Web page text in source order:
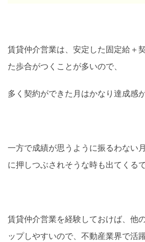
賃貸仲介営業は、安定した固定給＋
た歩合がつくことが多いので、
多く契約ができた月はかなり達成感
一方で成績が思うように振るわない
に押しつぶされそうな時も出てくるで
賃貸仲介営業を経験しておけば、他
ップしやすいので、不動産業界で活